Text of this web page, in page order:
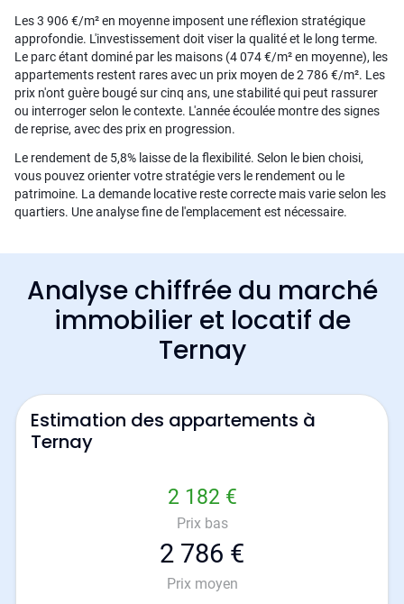
Les 3 906 €/m² en moyenne imposent une réflexion stratégique
approfondie. L'investissement doit viser la qualité et le long terme.
Le parc étant dominé par les maisons (4 074 €/m² en moyenne), les
appartements restent rares avec un prix moyen de 2 786 €/m². Les
prix n'ont guère bougé sur cinq ans, une stabilité qui peut rassurer
ou interroger selon le contexte. L'année écoulée montre des signes
de reprise, avec des prix en progression.
Le rendement de 5,8% laisse de la flexibilité. Selon le bien choisi,
vous pouvez orienter votre stratégie vers le rendement ou le
patrimoine. La demande locative reste correcte mais varie selon les
quartiers. Une analyse fine de l'emplacement est nécessaire.
Analyse chiffrée du marché
immobilier et locatif de
Ternay
Estimation des appartements à
Ternay
2 182 €
Prix bas
2 786 €
Prix moyen